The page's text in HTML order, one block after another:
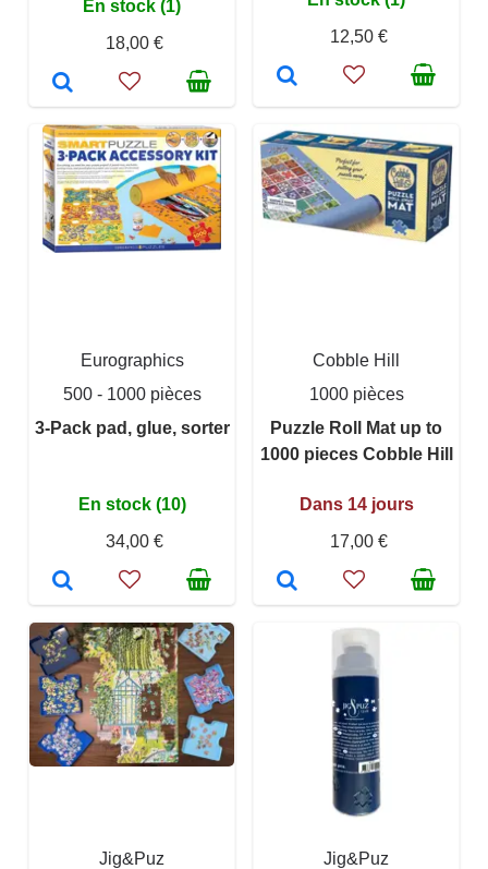
En stock (1)
18,00 €
12,50 €
Eurographics
500 - 1000 pièces
3-Pack pad, glue, sorter
En stock (10)
34,00 €
Cobble Hill
1000 pièces
Puzzle Roll Mat up to
1000 pieces Cobble Hill
Dans 14 jours
17,00 €
Jig&Puz Jig&Puz